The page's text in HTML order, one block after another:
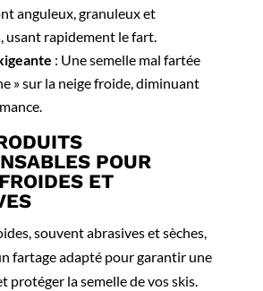
anguleux, granuleux et
usant rapidement le fart.
: Une semelle mal fartée
» sur la neige froide, diminuant
POUR
ET
souvent abrasives et sèches,
fartage adapté pour garantir une
protéger la semelle de vos skis.